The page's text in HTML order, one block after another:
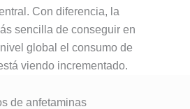
Con diferencia, la
sencilla de conseguir en
global el consumo de
viendo incrementado.
de anfetaminas